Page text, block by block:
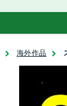
海外作品